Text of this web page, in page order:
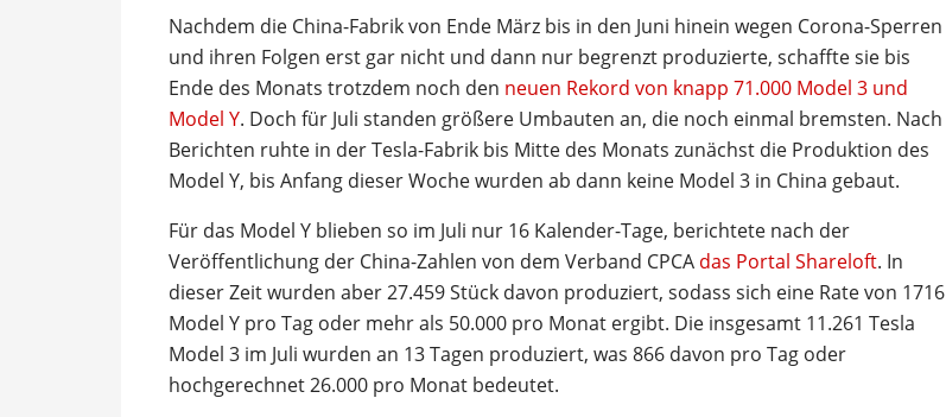
Nachdem die China-Fabrik von Ende März bis in den Juni hinein wegen Corona-Sperren
und ihren Folgen erst gar nicht und dann nur begrenzt produzierte, schaffte sie bis
Ende des Monats trotzdem noch den neuen Rekord von knapp 71.000 Model 3 und
Model Y. Doch für Juli standen größere Umbauten an, die noch einmal bremsten. Nach
Berichten ruhte in der Tesla-Fabrik bis Mitte des Monats zunächst die Produktion des
Model Y, bis Anfang dieser Woche wurden ab dann keine Model 3 in China gebaut.
Für das Model Y blieben so im Juli nur 16 Kalender-Tage, berichtete nach der
Veröffentlichung der China-Zahlen von dem Verband CPCA das Portal Shareloft. In
dieser Zeit wurden aber 27.459 Stück davon produziert, sodass sich eine Rate von 1716
Model Y pro Tag oder mehr als 50.000 pro Monat ergibt. Die insgesamt 11.261 Tesla
Model 3 im Juli wurden an 13 Tagen produziert, was 866 davon pro Tag oder
hochgerechnet 26.000 pro Monat bedeutet.